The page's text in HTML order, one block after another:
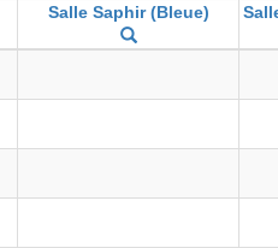
Salle Saphir (Bleue)